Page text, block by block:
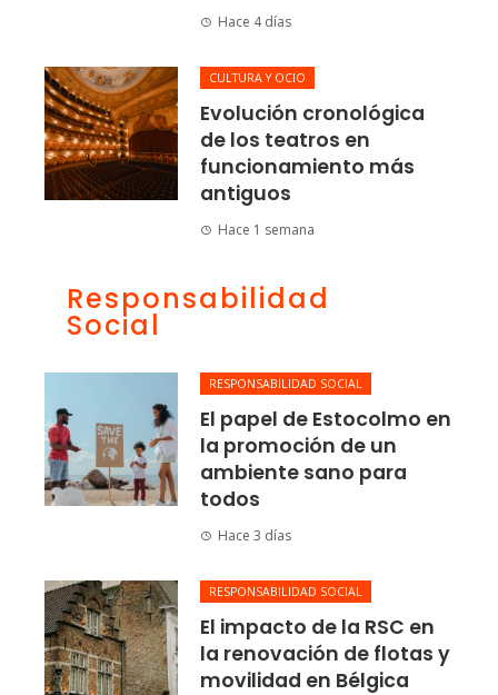
Hace 4 días
CULTURA Y OCIO
Evolución cronológica
de los teatros en
funcionamiento más
antiguos
Hace 1 semana
Responsabilidad
Social
RESPONSABILIDAD SOCIAL
El papel de Estocolmo en
la promoción de un
ambiente sano para
todos
Hace 3 días
RESPONSABILIDAD SOCIAL
El impacto de la RSC en
la renovación de flotas y
movilidad en Bélgica